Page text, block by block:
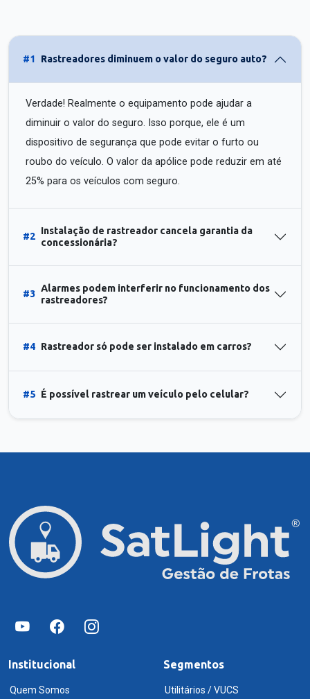
#1 Rastreadores diminuem o valor do seguro auto?
Verdade! Realmente o equipamento pode ajudar a
diminuir o valor do seguro. Isso porque, ele é um
dispositivo de segurança que pode evitar o furto ou
roubo do veículo. O valor da apólice pode reduzir em até
25% para os veículos com seguro.
#2
Instalação de rastreador cancela garantia da
concessionária?
#3
Alarmes podem interferir no funcionamento dos
rastreadores?
#4 Rastreador só pode ser instalado em carros?
#5 É possível rastrear um veículo pelo celular?
Institucional
Quem Somos
Segmentos
Utilitários / VUCS